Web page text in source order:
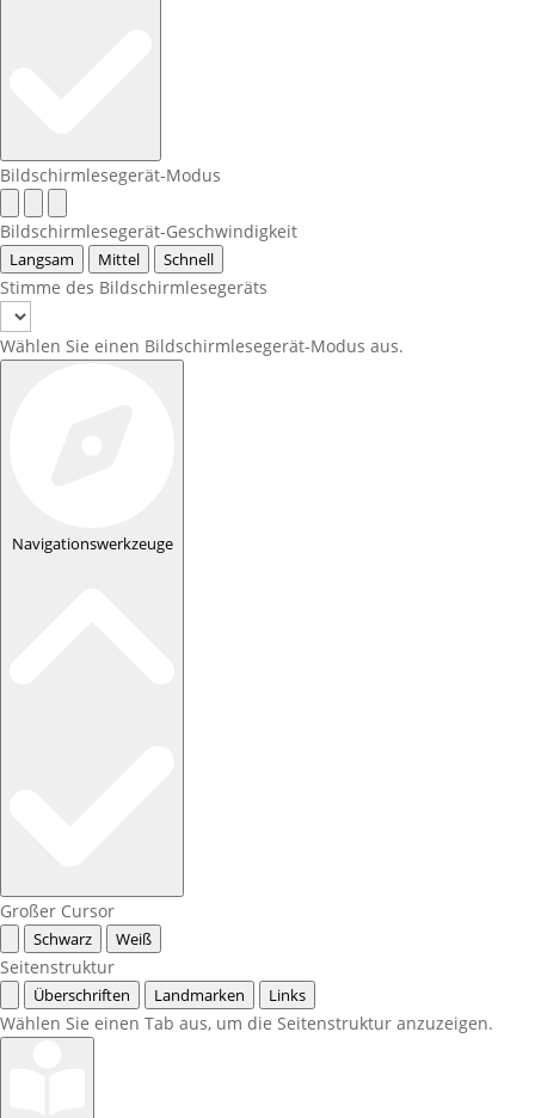
Bildschirmlesegerät-Modus
Bildschirmlesegerät-Geschwindigkeit
Langsam Mittel Schnell
Stimme des Bildschirmlesegeräts
Wählen Sie einen Bildschirmlesegerät-Modus aus.
Navigationswerkzeuge
Großer Cursor
Schwarz Weiß
Seitenstruktur
Überschriften Landmarken Links
Wählen Sie einen Tab aus, um die Seitenstruktur anzuzeigen.